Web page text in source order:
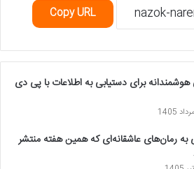
Copy URL
برای دستیابی به اطلاعات با پی دی
به رمان‌های عاشقانه‌ای که همین هفته منتشر